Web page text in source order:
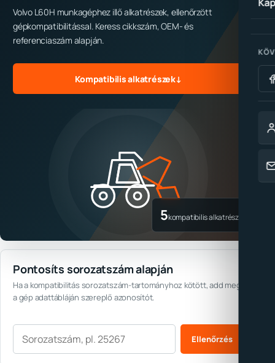
Volvo L60H munkagéphez illő alkatrészek, ellenőrzött
gépkompatibilitással. Keress cikkszám, OEM- és
referenciaszám alapján.
Kompatibilis alkatrészek↓
5kompatibilis alkatrész
Pontosíts sorozatszám alapján
Ha a kompatibilitás sorozatszám-tartományhoz kötött, add meg
a gép adattábláján szereplő azonosítót.
Ellenőrzés